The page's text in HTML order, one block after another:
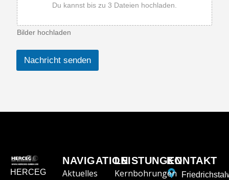
Du kannst bis zu 3 Dateien hochladen.
Bilder hochladen
Nachricht senden
HERCEG
NAVIGATION
Aktuelles
LEISTUNGEN
Kernbohrungen
KONTAKT